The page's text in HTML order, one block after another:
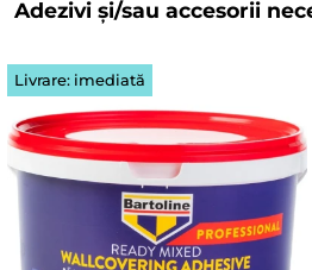
Adezivi și/sau accesorii
Livrare: imediată